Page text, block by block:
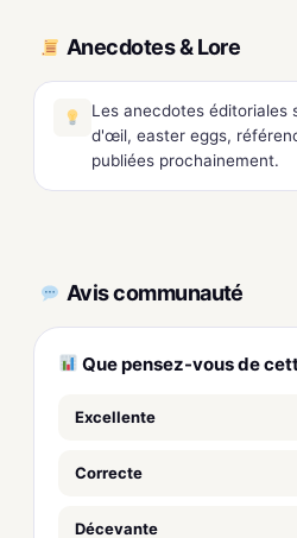
Anecdotes & Lore
Les anecdotes
d'œil, easter eggs,
publiées prochainement.
Avis communauté
Que pensez-vous de
Excellente
Correcte
Décevante